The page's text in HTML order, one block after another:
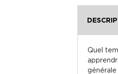
Quel
générale